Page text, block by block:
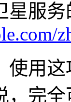
星服
使用
，完